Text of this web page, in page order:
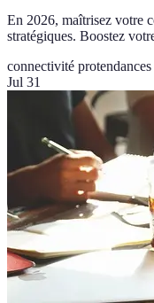
En 2026, maîtrisez votre
stratégiques. Boostez
connectivité pro
Jul 31